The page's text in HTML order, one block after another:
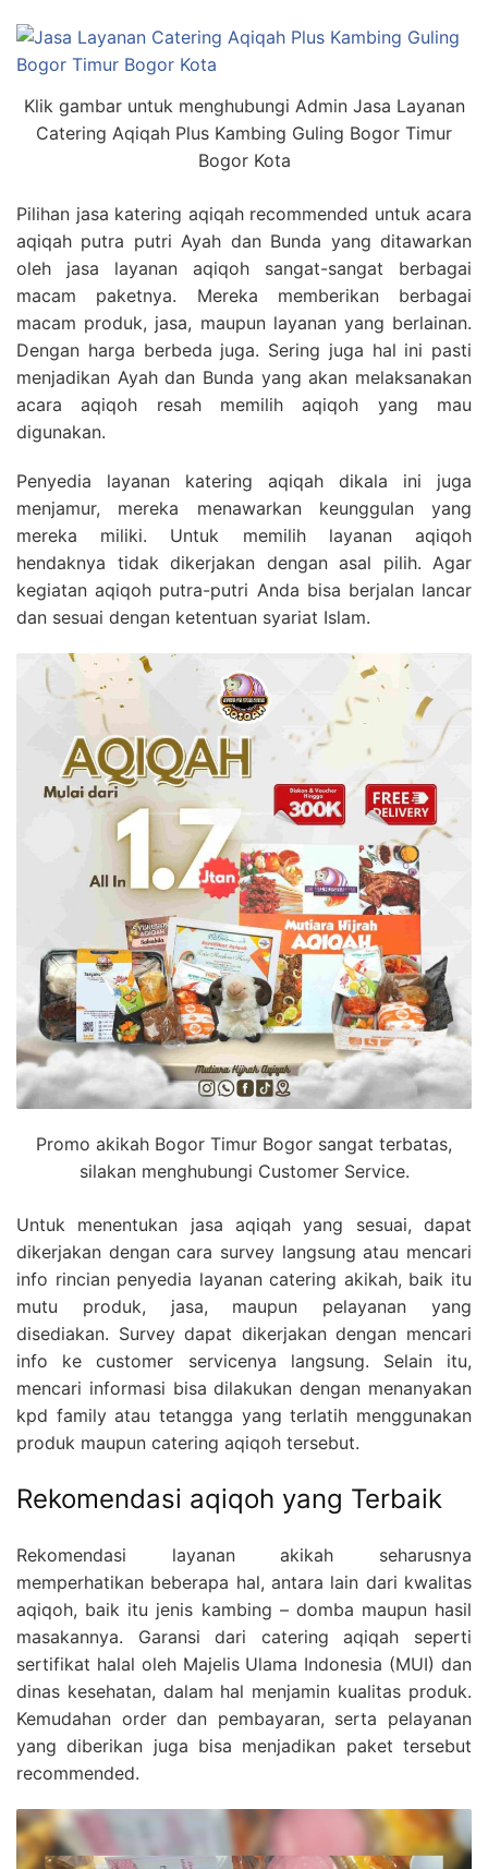
Klik gambar untuk menghubungi Admin Jasa Layanan
Catering Aqiqah Plus Kambing Guling Bogor Timur
Bogor Kota
Pilihan jasa katering aqiqah recommended untuk acara
aqiqah putra putri Ayah dan Bunda yang ditawarkan
oleh jasa layanan aqiqoh sangat-sangat berbagai
macam paketnya. Mereka memberikan berbagai
macam produk, jasa, maupun layanan yang berlainan.
Dengan harga berbeda juga. Sering juga hal ini pasti
menjadikan Ayah dan Bunda yang akan melaksanakan
acara aqiqoh resah memilih aqiqoh yang mau
digunakan.
Penyedia layanan katering aqiqah dikala ini juga
menjamur, mereka menawarkan keunggulan yang
mereka miliki. Untuk memilih layanan aqiqoh
hendaknya tidak dikerjakan dengan asal pilih. Agar
kegiatan aqiqoh putra-putri Anda bisa berjalan lancar
dan sesuai dengan ketentuan syariat Islam.
Promo akikah Bogor Timur Bogor sangat terbatas,
silakan menghubungi Customer Service.
Untuk menentukan jasa aqiqah yang sesuai, dapat
dikerjakan dengan cara survey langsung atau mencari
info rincian penyedia layanan catering akikah, baik itu
mutu produk, jasa, maupun pelayanan yang
disediakan. Survey dapat dikerjakan dengan mencari
info ke customer servicenya langsung. Selain itu,
mencari informasi bisa dilakukan dengan menanyakan
kpd family atau tetangga yang terlatih menggunakan
produk maupun catering aqiqoh tersebut.
Rekomendasi aqiqoh yang Terbaik
Rekomendasi layanan akikah seharusnya
memperhatikan beberapa hal, antara lain dari kwalitas
aqiqoh, baik itu jenis kambing – domba maupun hasil
masakannya. Garansi dari catering aqiqah seperti
sertifikat halal oleh Majelis Ulama Indonesia (MUI) dan
dinas kesehatan, dalam hal menjamin kualitas produk.
Kemudahan order dan pembayaran, serta pelayanan
yang diberikan juga bisa menjadikan paket tersebut
recommended.